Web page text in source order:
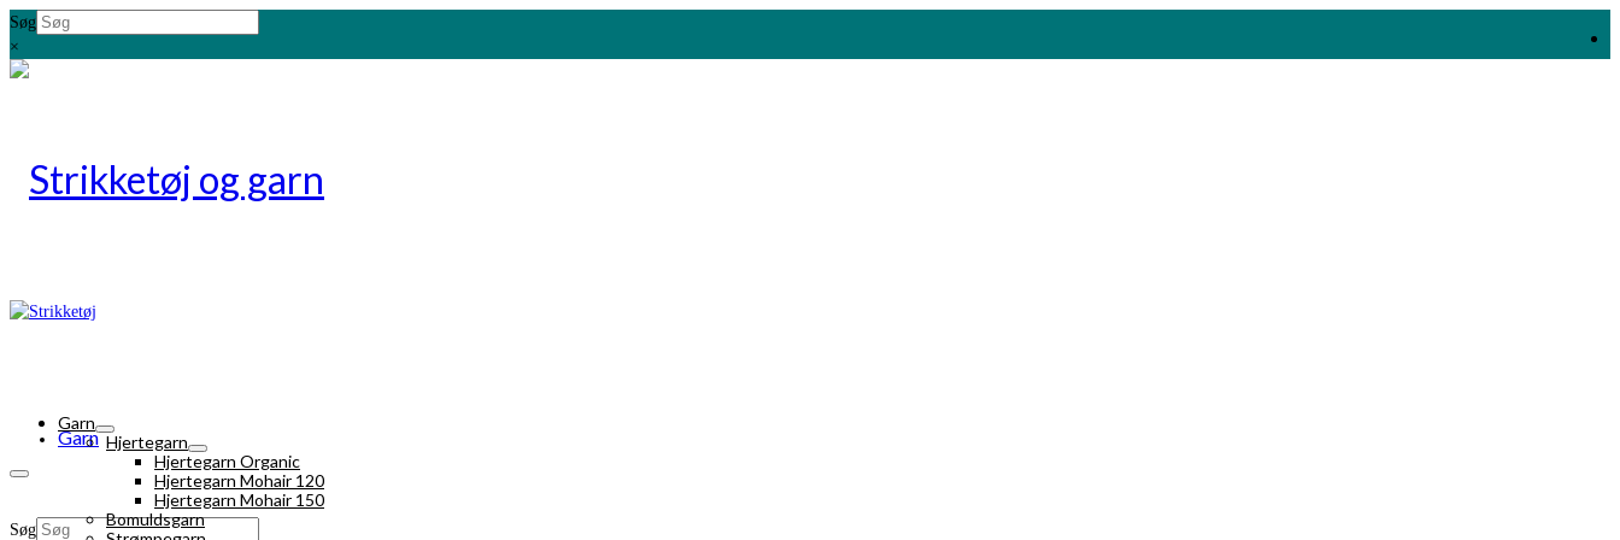
Søg
×
Garn
Søg
Garn
Hjertegarn
Hjertegarn Organic
Hjertegarn Mohair 120
Hjertegarn Mohair 150
Bomuldsgarn